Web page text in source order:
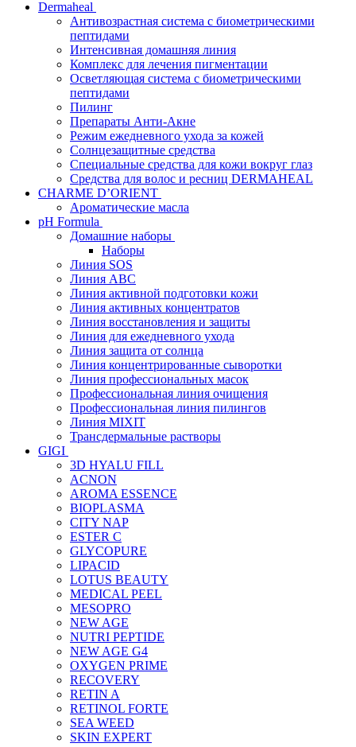
Dermaheal
Антивозрастная система с биометрическими
пептидами
Интенсивная домашняя линия
Комплекс для лечения пигментации
Осветляющая система с биометрическими
пептидами
Пилинг
Препараты Анти-Акне
Режим ежедневного ухода за кожей
Солнцезащитные средства
Специальные средства для кожи вокруг глаз
Средства для волос и ресниц DERMAHEAL
CHARME D’ORIENT
Ароматические масла
pH Formula
Домашние наборы
Наборы
Линия SOS
Линия АВС
Линия активной подготовки кожи
Линия активных концентратов
Линия восстановления и защиты
Линия для ежедневного ухода
Линия защита от солнца
Линия концентрированные сыворотки
Линия профессиональных масок
Профессиональная линия очищения
Профессиональная линия пилингов
Линия MIXIT
Трансдермальные растворы
GIGI
3D HYALU FILL
ACNON
AROMA ESSENCE
BIOPLASMA
CITY NAP
ESTER C
GLYCOPURE
LIPACID
LOTUS BEAUTY
MEDICAL PEEL
MESOPRO
NEW AGE
NUTRI PEPTIDE
NEW AGE G4
OXYGEN PRIME
RECOVERY
RETIN A
RETINOL FORTE
SEA WEED
SKIN EXPERT